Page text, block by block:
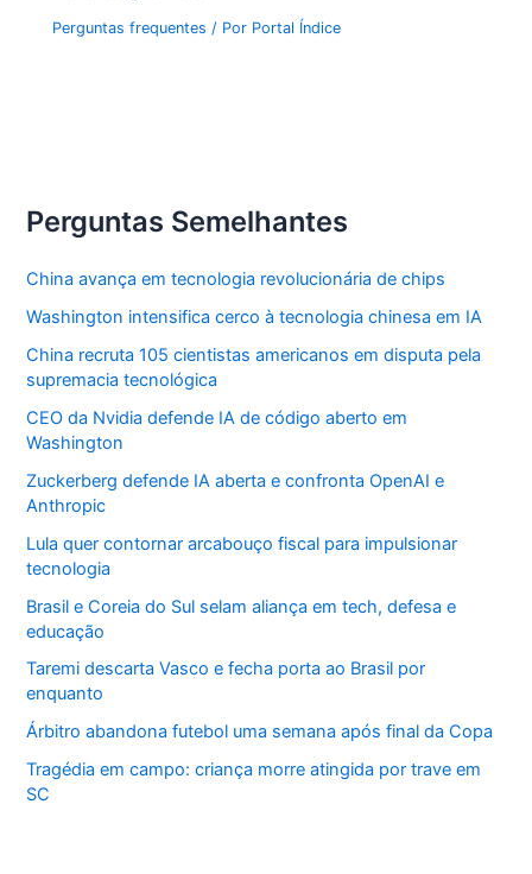
Perguntas frequentes / Por Portal Índice
Perguntas Semelhantes
China avança em tecnologia revolucionária de chips
Washington intensifica cerco à tecnologia chinesa em IA
China recruta 105 cientistas americanos em disputa pela
supremacia tecnológica
CEO da Nvidia defende IA de código aberto em
Washington
Zuckerberg defende IA aberta e confronta OpenAI e
Anthropic
Lula quer contornar arcabouço fiscal para impulsionar
tecnologia
Brasil e Coreia do Sul selam aliança em tech, defesa e
educação
Taremi descarta Vasco e fecha porta ao Brasil por
enquanto
Árbitro abandona futebol uma semana após final da Copa
Tragédia em campo: criança morre atingida por trave em
SC